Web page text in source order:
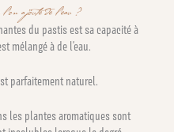
ajoute de l’eau ?
du pastis est sa capacité à
mélangé à de l’eau.
parfaitement naturel.
les plantes aromatiques sont